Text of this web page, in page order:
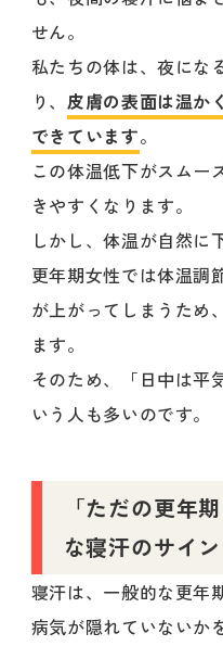
せん。
私たちの体は、夜にな
り、 皮膚の表面は温か
できています。
この体温低下がスムー
きやすくなります。
しかし、体温が自然に
更年期女性では体温調
が上がってしまうため
ます。
そのため、「日中は平
いう人も多いのです。
「ただの更年
な寝汗のサイン
寝汗は、一般的な更年
病気が隠れていないか